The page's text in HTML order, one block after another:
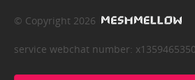
© Copyright 2026
service webchat number: